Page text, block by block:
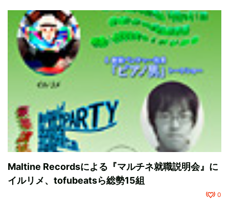
Maltine Recordsによる『マルチネ就職説明会』に
イルリメ、tofubeatsら総勢15組
0